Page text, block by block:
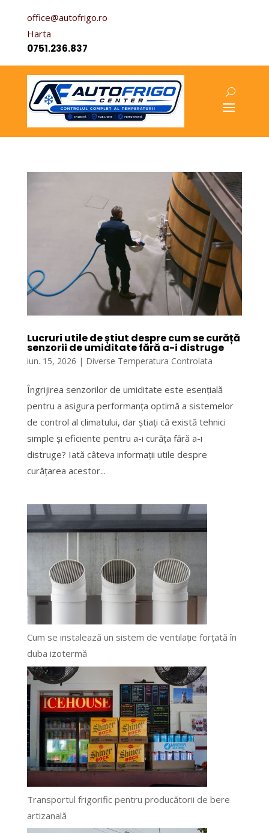
office@autofrigo.ro
Harta
0751.236.837
Lucruri utile de știut despre cum se curăță
senzorii de umiditate fără a-i distruge
iun. 15, 2026 | Diverse Temperatura Controlata
Îngrijirea senzorilor de umiditate este esențială
pentru a asigura performanța optimă a sistemelor
de control al climatului, dar știați că există tehnici
simple și eficiente pentru a-i curăța fără a-i
distruge? Iată câteva informații utile despre
curățarea acestor...
Cum se instalează un sistem de ventilație forțată în
duba izotermă
Transportul frigorific pentru producătorii de bere
artizanală